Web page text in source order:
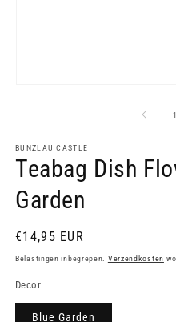
1
BUNZLAU CASTLE
Teabag Dish
Garden
Normale
prijs
€14,95 EUR
Belastingen inbegrepen. Verzendkosten
Decor
Blue Garden